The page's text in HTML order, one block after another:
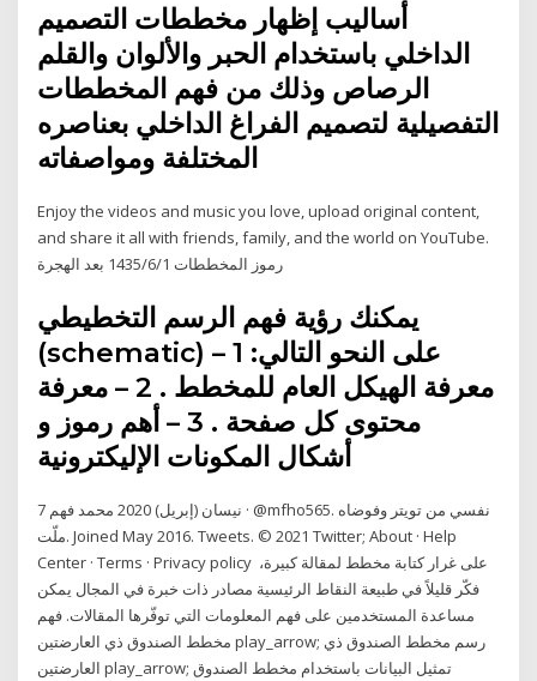
أساليب إظهار مخططات التصميم
الداخلي باستخدام الحبر والألوان والقلم
الرصاص وذلك من فهم المخططات
التفصيلية لتصميم الفراغ الداخلي بعناصره
Enjoy the videos and music you love, upload original content,
and share it all with friends, family, and the world on YouTube.
رموز المخططات 1‏‏/6‏‏/1435 بعد الهجرة
يمكنك رؤية فهم الرسم التخطيطي
(schematic) على النحو التالي: 1 –
معرفة الهيكل العام للمخطط . 2 – معرفة
محتوى كل صفحة . 3 – أهم رموز و
7 نيسان (إبريل) 2020 محمد فهم · @mfho565. نفسي من تويتر وفوضاه
ملّت. Joined May 2016. Tweets. © 2021 Twitter; About · Help
Center · Terms · Privacy policy على غرار كتابة مخطط لمقالة كبيرة،
فكّر قليلاً في طبيعة النقاط الرئيسية مصادر ذات خبرة في المجال يمكن
مساعدة المستخدمين على فهم المعلومات التي توفّرها المقالات. فهم
مخطط الصندوق ذي العارضتين play_arrow; رسم مخطط الصندوق ذي
العارضتين play_arrow; تمثيل البيانات باستخدام مخطط الصندوق